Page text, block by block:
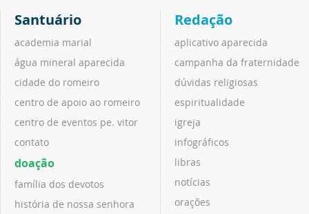
Santuário
academia marial
água mineral aparecida
cidade do romeiro
centro de apoio ao romeiro
centro de eventos pe. vitor
contato
doação
família dos devotos
história de nossa senhora
Redação
aplicativo aparecida
campanha da fraternidade
dúvidas religiosas
espiritualidade
igreja
infográficos
libras
notícias
orações